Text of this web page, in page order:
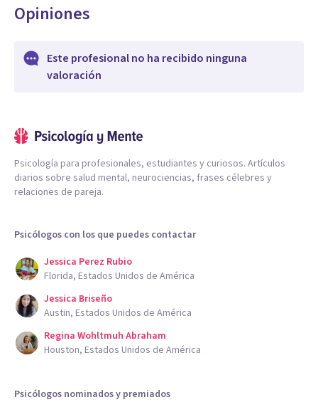
Opiniones
Este profesional no ha recibido ninguna
valoración
Psicología para profesionales, estudiantes y curiosos. Artículos
diarios sobre salud mental, neurociencias, frases célebres y
relaciones de pareja.
Psicólogos con los que puedes contactar
Jessica Perez Rubio
Florida, Estados Unidos de América
Jessica Briseño
Austin, Estados Unidos de América
Regina Wohltmuh Abraham
Houston, Estados Unidos de América
Psicólogos nominados y premiados